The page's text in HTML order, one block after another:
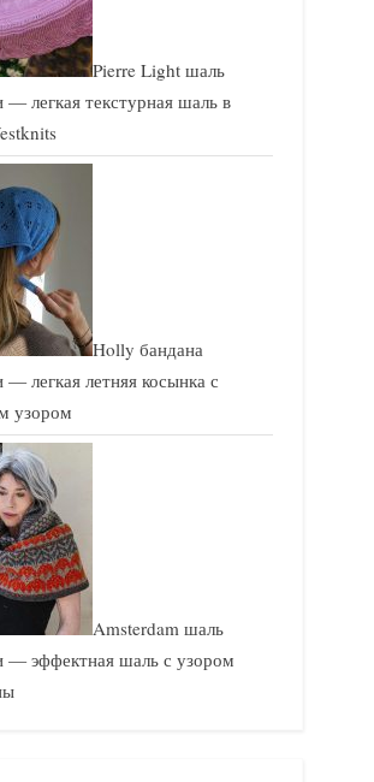
Pierre Light шаль
— легкая текстурная шаль в
Holly бандана
— легкая летняя косынка с
узором
Amsterdam шаль
— эффектная шаль с узором